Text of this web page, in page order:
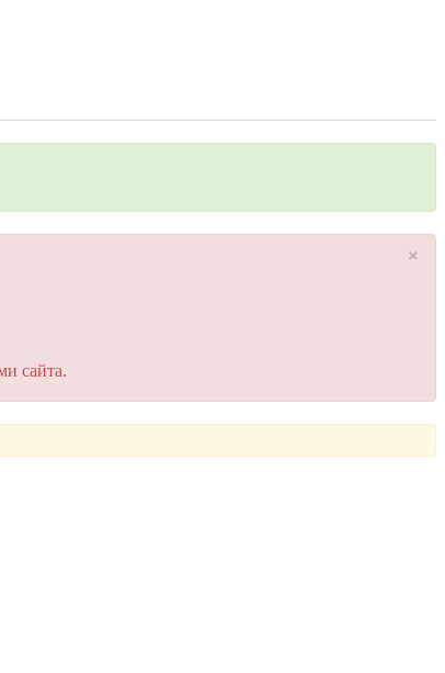
×
сайта.